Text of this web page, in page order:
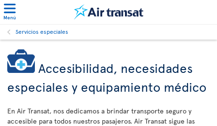
Menú
Servicios especiales
Accesibilidad, necesidades
especiales y equipamiento médico
En Air Transat, nos dedicamos a brindar transporte seguro y
accesible para todos nuestros pasajeros. Air Transat sigue las